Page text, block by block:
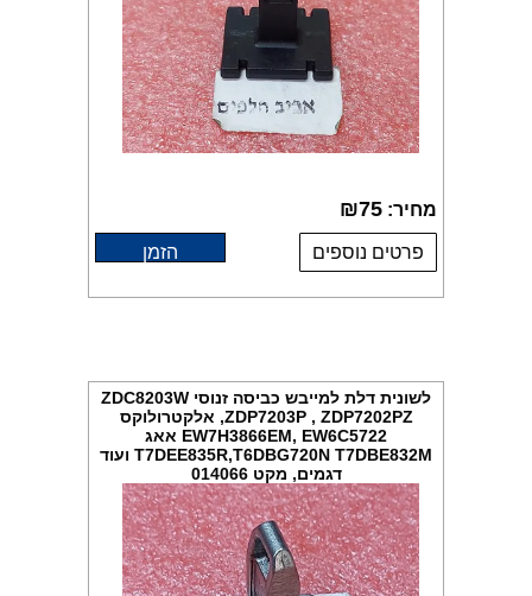
מחיר: ₪75
פרטים נוספים הזמן
לשונית דלת למייבש כביסה זנוסי ZDC8203W
,ZDP7203P , ZDP7202PZ אלקטרולוקס
EW7H3866EM, EW6C5722 אאג
T7DEE835R,T6DBG720N T7DBE832M ועוד
דגמים, מקט 014066